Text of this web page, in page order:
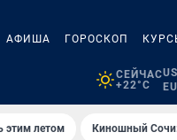
АФИША ГОРОСКОП
СЕЙЧАС
+22°C
этим летом Киношный